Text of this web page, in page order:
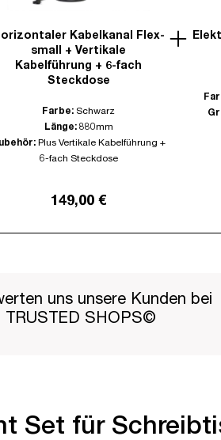
Kabelkanal Flex-
small + Vertikale
Kabelführung + 6-fach
Steckdose
Farbe: Schwarz
Länge: 880mm
Plus Vertikale Kabelführung +
6-fach Steckdose
149,00 €
uns unsere Kunden bei
TRUSTED SHOPS©
Set für